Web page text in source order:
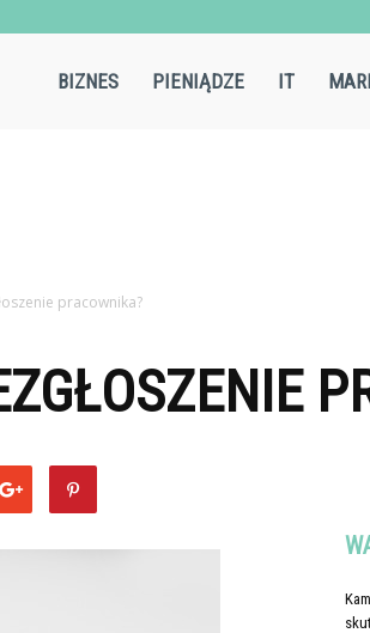
BIZNES PIENIĄDZE IT
pracownika?